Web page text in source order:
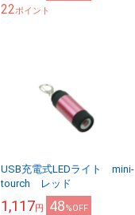
22ポイント
USB充電式LEDライト mini-
tourch レッド
1,117円 48%OFF